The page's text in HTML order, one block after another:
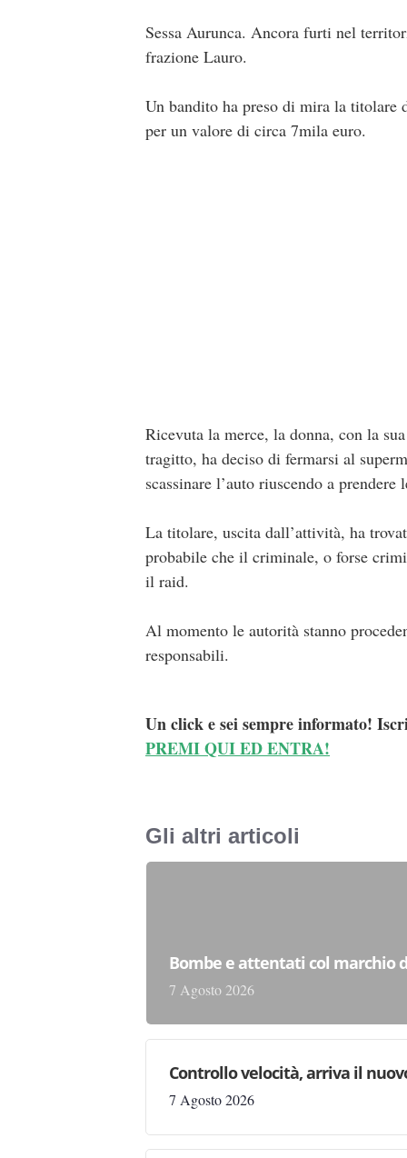
Sessa Aurunca. Ancora furti nel
frazione Lauro.
Un bandito ha preso di mira la titolare
per un valore di circa 7mila euro.
Ricevuta la merce, la donna, con la
tragitto, ha deciso di fermarsi al
scassinare l’auto riuscendo a
La titolare, uscita dall’attività, ha
probabile che il criminale, o forse
il raid.
Al momento le autorità stanno
responsabili.
Un click e sei sempre informato!
PREMI QUI ED ENTRA!
Gli altri articoli
Bombe e attentati col marchio
7 Agosto 2026
Controllo velocità, arriva il
7 Agosto 2026